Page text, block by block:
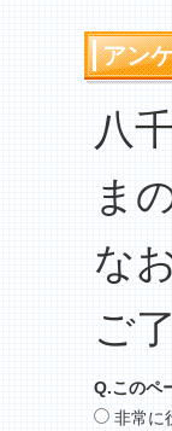
アン
八
ま
な
ご
Q.このペ
非常に